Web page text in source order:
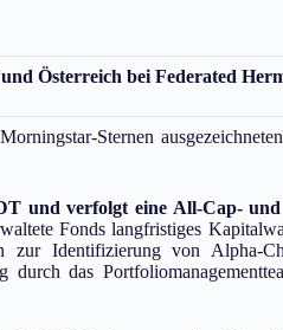
Österreich bei Federated
Sternen
und verfolgt eine All-Cap- und
Fonds langfristiges
zur Identifizierung von Alpha-
das